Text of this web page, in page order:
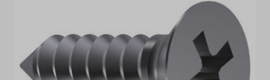
Retomas
Pedidos de cotação